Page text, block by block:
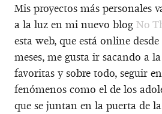
Mis proyectos más personales
a la luz en mi nuevo blog No
esta web, que está online
meses, me gusta ir sacando a
favoritas y sobre todo, seguir
fenómenos como el de los
que se juntan en la puerta de